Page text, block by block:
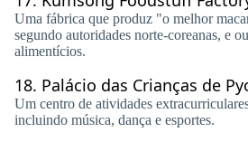
Uma fábrica que produz "o melhor
segundo autoridades norte-coreanas, e
alimentícios.
18. Palácio das Crianças de
Um centro de atividades
incluindo música, dança e esportes.